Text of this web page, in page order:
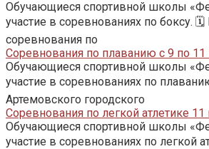
Обучающиеся спортивной школы
участие в соревнованиях по боксу.
соревнования по
Соревнования по плаванию с 9 по
Обучающиеся спортивной школы
участие в соревнованиях по
Артемовского городского
Соревнования по легкой атлетике
Обучающиеся спортивной школы
участие в соревнованиях по легкой